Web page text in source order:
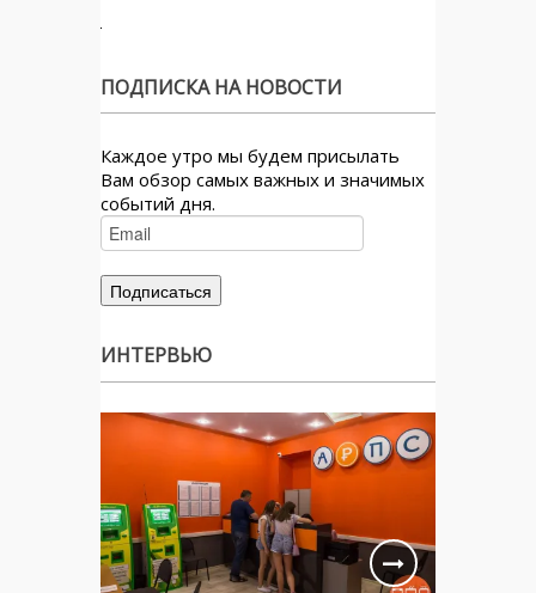
ПОДПИСКА НА НОВОСТИ
Каждое утро мы будем присылать
Вам обзор самых важных и значимых
событий дня.
ИНТЕРВЬЮ